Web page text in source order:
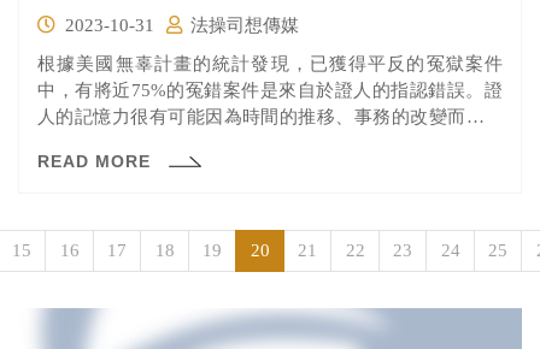
2023-10-31
法操司想傳媒
根據美國無辜計畫的統計發現，已獲得平反的冤獄案件
中，有將近75%的冤錯案件是來自於證人的指認錯誤。證
人的記憶力很有可能因為時間的推移、事務的改變而有所
READ MORE
15 16 17 18 19 20 21 22 23 24 25